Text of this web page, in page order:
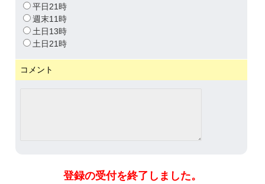
平日21時
週末11時
土日13時
土日21時
コメント
登録の受付を終了しました。